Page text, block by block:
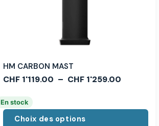
HM CARBON MAST
CHF 1'119.00 – CHF 1'259.00
En stock
Choix des options